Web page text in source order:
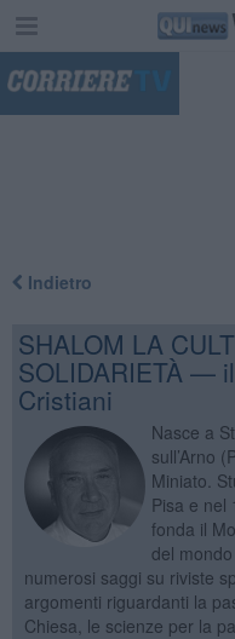
Indietro
SHALOM LA
SOLIDARIETÀ —
Cristiani
Nasce a
sull’Arno
Miniato.
Pisa e nel
fonda il
del
numerosi saggi su riviste
argomenti riguardanti la
Chiesa, le scienze per la